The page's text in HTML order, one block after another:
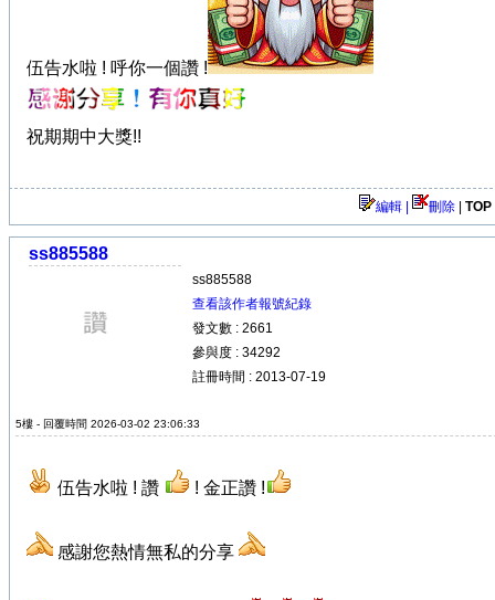
伍告水啦 ! 呼你一個讚 !
祝期期中大獎!!
編輯 | 刪除 TOP
ss885588
ss885588
查看該作者報號紀錄
發文數 : 2661
參與度 : 34292
註冊時間 : 2013-07-19
5樓 - 回覆時間 2026-03-02 23:06:33
伍告水啦 ! 讚 ! 金正讚 !
感謝您熱情無私的分享